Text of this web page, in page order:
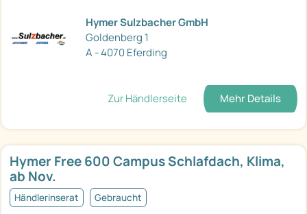
Hymer Sulzbacher GmbH
Goldenberg 1
A - 4070 Eferding
Zur Händlerseite Mehr Details
Hymer Free 600 Campus Schlafdach, Klima,
ab Nov.
Händlerinserat Gebraucht